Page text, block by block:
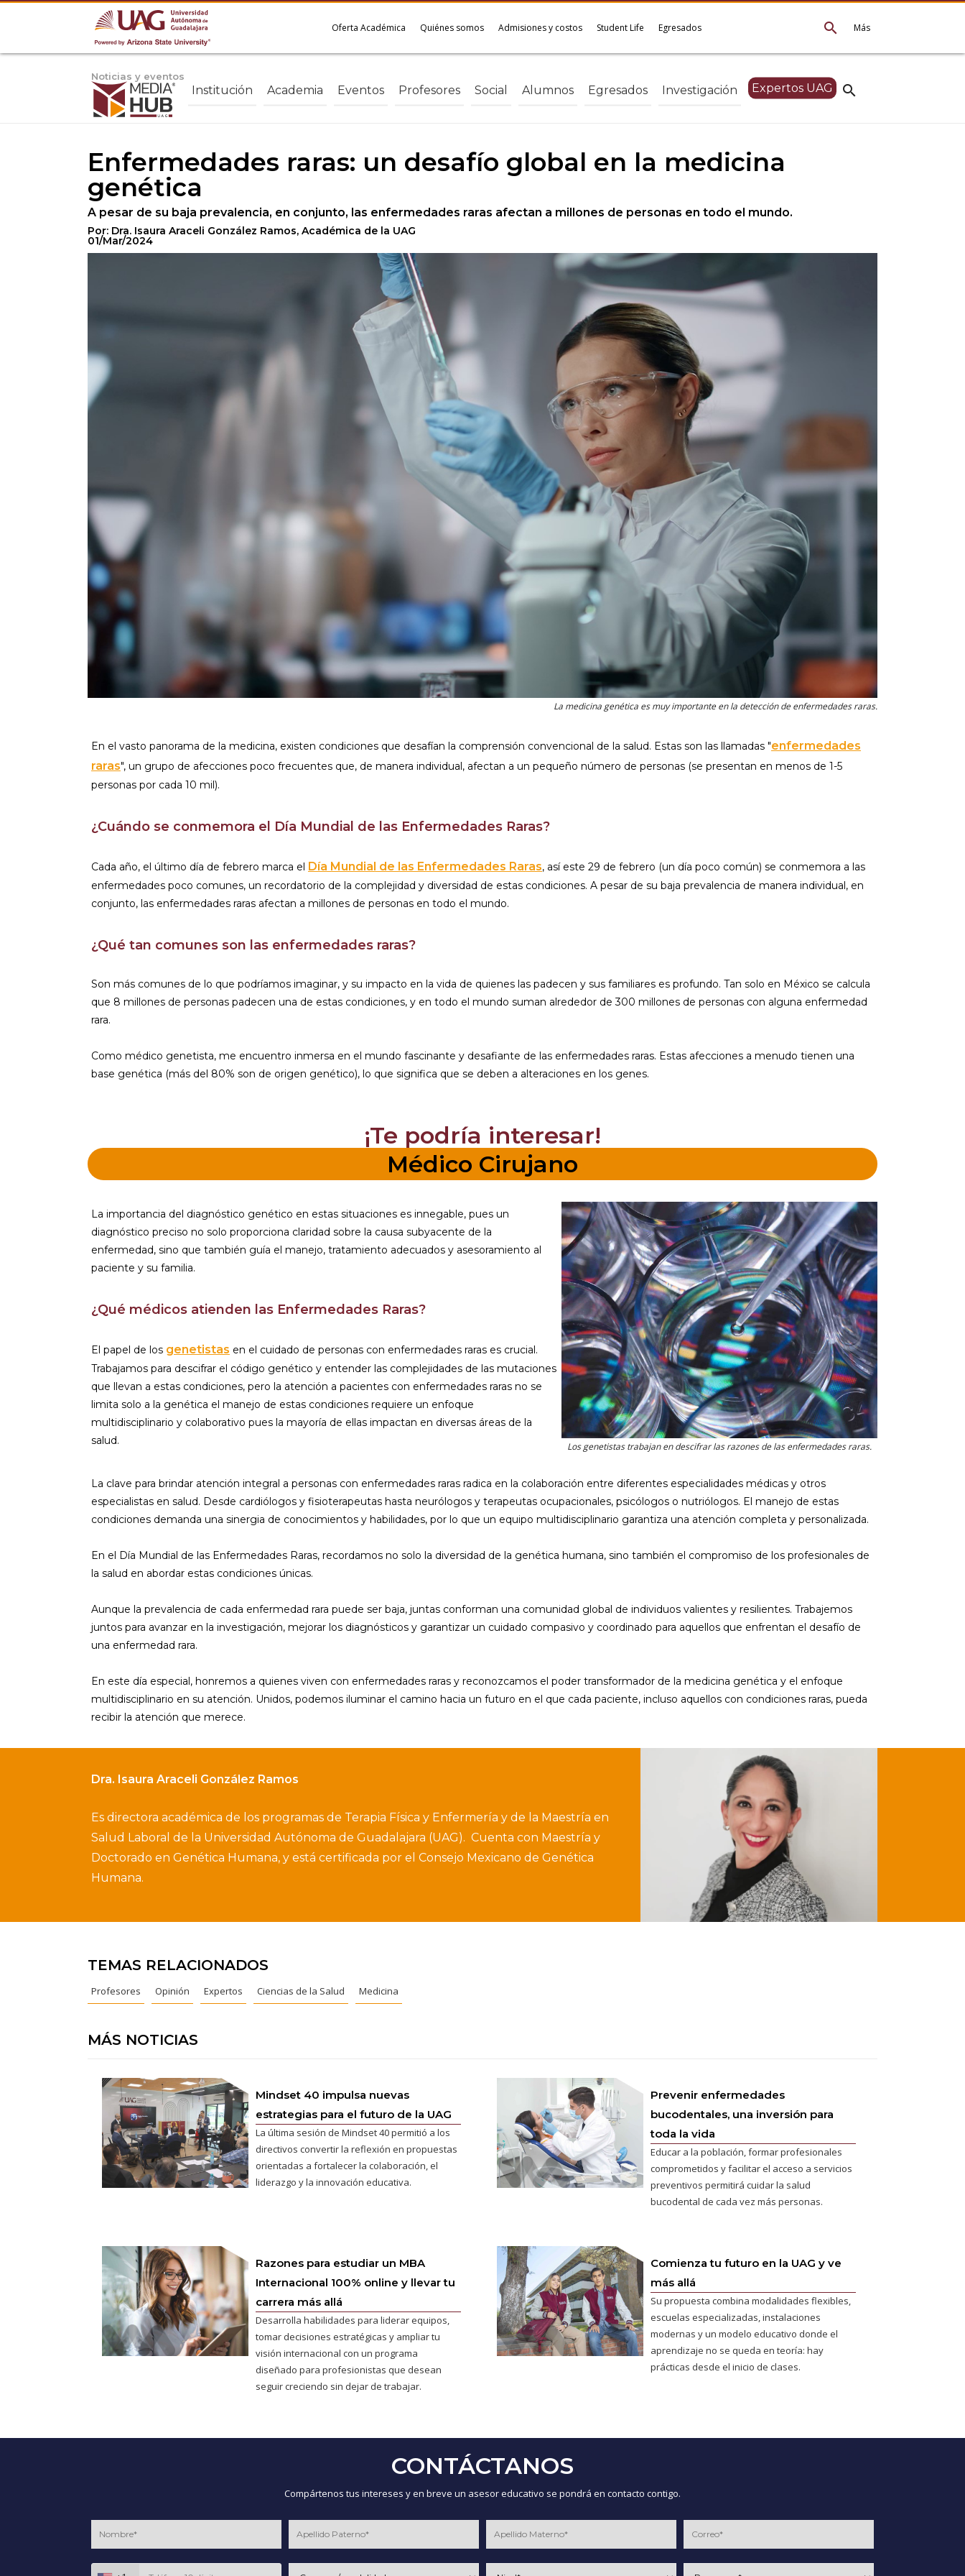
Más
search
Oferta Académica Quiénes somos Admisiones y costos Student Life Egresados
Noticias y eventos
search
Institución Academia Eventos Profesores Social Alumnos Egresados Investigación Expertos UAG
Enfermedades raras: un desafío global en la medicina
genética
A pesar de su baja prevalencia, en conjunto, las enfermedades raras afectan a millones de personas en todo el mundo.
Por: Dra. Isaura Araceli González Ramos, Académica de la UAG
01/Mar/2024
La medicina genética es muy importante en la detección de enfermedades raras.
En el vasto panorama de la medicina, existen condiciones que desafían la comprensión convencional de la salud. Estas son las llamadas "enfermedades
raras", un grupo de afecciones poco frecuentes que, de manera individual, afectan a un pequeño número de personas (se presentan en menos de 1-5
personas por cada 10 mil).
¿Cuándo se conmemora el Día Mundial de las Enfermedades Raras?
Cada año, el último día de febrero marca el Día Mundial de las Enfermedades Raras, así este 29 de febrero (un día poco común) se conmemora a las
enfermedades poco comunes, un recordatorio de la complejidad y diversidad de estas condiciones. A pesar de su baja prevalencia de manera individual, en
conjunto, las enfermedades raras afectan a millones de personas en todo el mundo.
¿Qué tan comunes son las enfermedades raras?
Son más comunes de lo que podríamos imaginar, y su impacto en la vida de quienes las padecen y sus familiares es profundo. Tan solo en México se calcula
que 8 millones de personas padecen una de estas condiciones, y en todo el mundo suman alrededor de 300 millones de personas con alguna enfermedad
rara.
Como médico genetista, me encuentro inmersa en el mundo fascinante y desafiante de las enfermedades raras. Estas afecciones a menudo tienen una
base genética (más del 80% son de origen genético), lo que significa que se deben a alteraciones en los genes.
¡Te podría interesar!
Médico Cirujano
La importancia del diagnóstico genético en estas situaciones es innegable, pues un
diagnóstico preciso no solo proporciona claridad sobre la causa subyacente de la
enfermedad, sino que también guía el manejo, tratamiento adecuados y asesoramiento al
paciente y su familia.
¿Qué médicos atienden las Enfermedades Raras?
El papel de los genetistas en el cuidado de personas con enfermedades raras es crucial.
Trabajamos para descifrar el código genético y entender las complejidades de las mutaciones
que llevan a estas condiciones, pero la atención a pacientes con enfermedades raras no se
limita solo a la genética el manejo de estas condiciones requiere un enfoque
multidisciplinario y colaborativo pues la mayoría de ellas impactan en diversas áreas de la
salud.
Los genetistas trabajan en descifrar las razones de las enfermedades raras.
La clave para brindar atención integral a personas con enfermedades raras radica en la colaboración entre diferentes especialidades médicas y otros
especialistas en salud. Desde cardiólogos y fisioterapeutas hasta neurólogos y terapeutas ocupacionales, psicólogos o nutriólogos. El manejo de estas
condiciones demanda una sinergia de conocimientos y habilidades, por lo que un equipo multidisciplinario garantiza una atención completa y personalizada.
En el Día Mundial de las Enfermedades Raras, recordamos no solo la diversidad de la genética humana, sino también el compromiso de los profesionales de
la salud en abordar estas condiciones únicas.
Aunque la prevalencia de cada enfermedad rara puede ser baja, juntas conforman una comunidad global de individuos valientes y resilientes. Trabajemos
juntos para avanzar en la investigación, mejorar los diagnósticos y garantizar un cuidado compasivo y coordinado para aquellos que enfrentan el desafío de
una enfermedad rara.
En este día especial, honremos a quienes viven con enfermedades raras y reconozcamos el poder transformador de la medicina genética y el enfoque
multidisciplinario en su atención. Unidos, podemos iluminar el camino hacia un futuro en el que cada paciente, incluso aquellos con condiciones raras, pueda
recibir la atención que merece.
Dra. Isaura Araceli González Ramos
Es directora académica de los programas de Terapia Física y Enfermería y de la Maestría en
Salud Laboral de la Universidad Autónoma de Guadalajara (UAG). Cuenta con Maestría y
Doctorado en Genética Humana, y está certificada por el Consejo Mexicano de Genética
Humana.
TEMAS RELACIONADOS
Profesores Opinión Expertos Ciencias de la Salud Medicina
MÁS NOTICIAS
Mindset 40 impulsa nuevas
estrategias para el futuro de la UAG
La última sesión de Mindset 40 permitió a los
directivos convertir la reflexión en propuestas
orientadas a fortalecer la colaboración, el
liderazgo y la innovación educativa.
Prevenir enfermedades
bucodentales, una inversión para
toda la vida
Educar a la población, formar profesionales
comprometidos y facilitar el acceso a servicios
preventivos permitirá cuidar la salud
bucodental de cada vez más personas.
Razones para estudiar un MBA
Internacional 100% online y llevar tu
carrera más allá
Desarrolla habilidades para liderar equipos,
tomar decisiones estratégicas y ampliar tu
visión internacional con un programa
diseñado para profesionistas que desean
seguir creciendo sin dejar de trabajar.
Comienza tu futuro en la UAG y ve
más allá
Su propuesta combina modalidades flexibles,
escuelas especializadas, instalaciones
modernas y un modelo educativo donde el
aprendizaje no se queda en teoría: hay
prácticas desde el inicio de clases.
CONTÁCTANOS
Compártenos tus intereses y en breve un asesor educativo se pondrá en contacto contigo.